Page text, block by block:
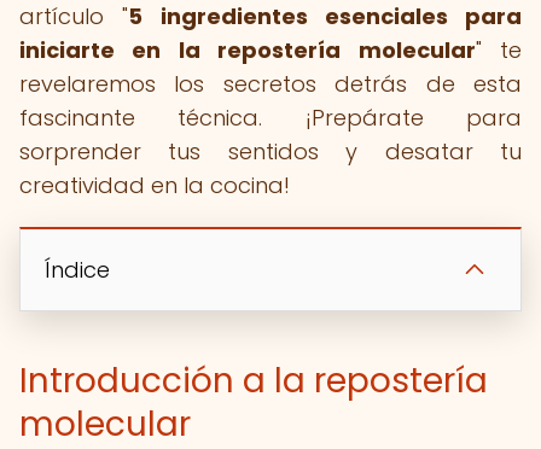
artículo "5 ingredientes esenciales para
iniciarte en la repostería molecular" te
revelaremos los secretos detrás de esta
fascinante técnica. ¡Prepárate para
sorprender tus sentidos y desatar tu
creatividad en la cocina!
Índice
Introducción a la repostería
molecular